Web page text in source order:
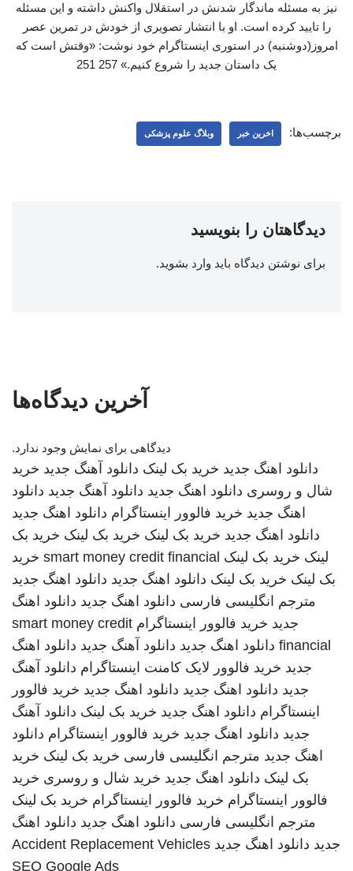
نیز به مسئله ماندگار شدنش در استقلال واکنش داشته و این مسئله
را تایید کرده است. او با انتشار تصویری از خودش در تمرین عصر
امروز(دوشنبه) در استوری اینستاگرام خود نوشت: «وقتش است که
یک داستان جدید را شروع کنیم.» 257 251
برچسب‌ها: اخرین خبر وبلاگ علوم پزشکی
دیدگاهتان را بنویسید
برای نوشتن دیدگاه باید وارد بشوید.
آخرین دیدگاه‌ها
دیدگاهی برای نمایش وجود ندارد.
دانلود اهنگ جدید خرید بک لینک دانلود آهنگ جدید خرید
شال و روسری دانلود اهنگ جدید دانلود آهنگ جدید دانلود
اهنگ جدید خرید فالوور اینستاگرام دانلود اهنگ جدید
دانلود اهنگ جدید خرید بک لینک خرید بک لینک خرید بک
لینک خرید بک لینک smart money credit financial خرید
بک لینک خرید بک لینک دانلود اهنگ جدید دانلود اهنگ جدید
مترجم انگلیسی فارسی دانلود اهنگ جدید دانلود اهنگ
جدید خرید فالوور اینستاگرام smart money credit
financial دانلود اهنگ جدید دانلود آهنگ جدید دانلود اهنگ
جدید خرید فالوور لایک کامنت اینستاگرام دانلود آهنگ
جدید دانلود اهنگ جدید دانلود اهنگ جدید خرید فالوور
اینستاگرام دانلود اهنگ جدید خرید بک لینک دانلود آهنگ
جدید دانلود اهنگ جدید خرید فالوور اینستاگرام دانلود
اهنگ جدید مترجم انگلیسی فارسی خرید بک لینک خرید
بک لینک دانلود اهنگ جدید خرید شال و روسری خرید
فالوور اینستاگرام خرید فالوور اینستاگرام خرید بک لینک
مترجم انگلیسی فارسی دانلود اهنگ جدید دانلود اهنگ
جدید دانلود اهنگ جدید Accident Replacement Vehicles
SEO Google Ads